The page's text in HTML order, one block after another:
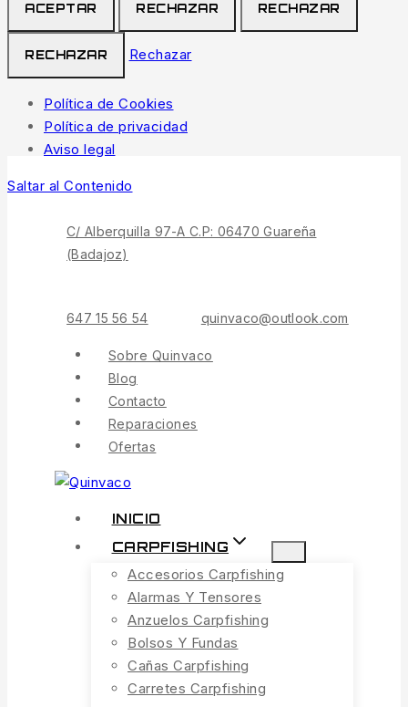
ACEPTAR RECHAZAR RECHAZAR
RECHAZAR Rechazar
Política de Cookies
Política de privacidad
Aviso legal
Saltar al Contenido
C/ Alberquilla 97-A C.P: 06470 Guareña
(Badajoz)
647 15 56 54 quinvaco@outlook.com
Sobre Quinvaco
Blog
Contacto
Reparaciones
Ofertas
INICIO
CARPFISHING
Accesorios Carpfishing
Alarmas Y Tensores
Anzuelos Carpfishing
Bolsos Y Fundas
Cañas Carpfishing
Carretes Carpfishing